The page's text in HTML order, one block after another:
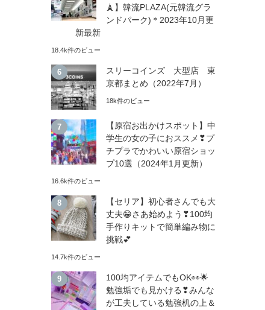
🗼】韓流PLAZA(元韓流グラ
ンドパーク)＊2023年10月更
新最新
18.4k件のビュー
スリーコインズ 大型店 東
京都まとめ（2022年7月）
18k件のビュー
【原宿お出かけスポット】中
学生の女の子におススメ❣プ
チプラでかわいい原宿ショッ
プ10選（2024年1月更新）
16.6k件のビュー
【セリア】初心者さんでも大
丈夫😁さあ始めよう❣100均
手作りキットで簡単編み物に
挑戦💕
14.7k件のビュー
100均アイテムでもOK👀🌟
勉強垢でも見かける❣みんな
が工夫している勉強机の上＆